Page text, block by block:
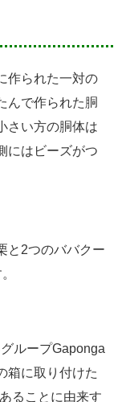
作られた一対の
んで作られた胴
さい方の胴体は
にはビーズがつ
と2つのババクー
ループGaponga
箱に取り付けた
ることに由来す